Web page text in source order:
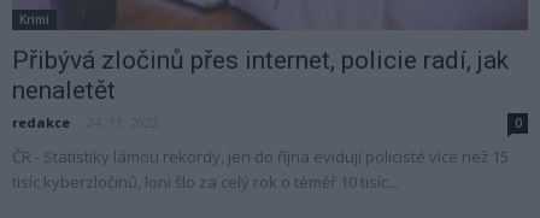
Krimi
Přibývá zločinů přes internet, policie radí, jak
nenaletět
redakce 0
ČR - Statistiky lámou rekordy, jen do října evidují policisté více než 15
tisíc kyberzločinů, loni šlo za celý rok o téměř 10 tisíc...